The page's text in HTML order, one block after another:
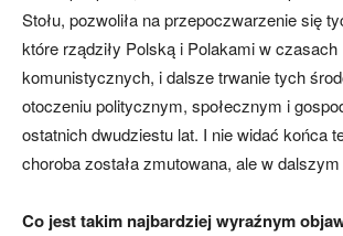
Stołu, pozwoliła na przepoczwarzenie się
które rządziły Polską i Polakami w czasach
komunistycznych, i dalsze trwanie tych
otoczeniu politycznym, społecznym i
ostatnich dwudziestu lat. I nie widać końca
choroba została zmutowana, ale w
Co jest takim najbardziej wyraźnym